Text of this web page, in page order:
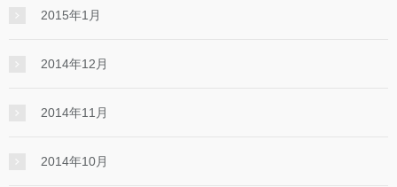
2015年1月
2014年12月
2014年11月
2014年10月